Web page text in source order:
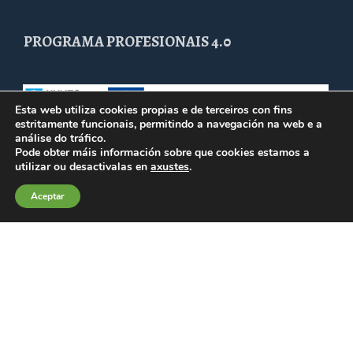
PROGRAMA PROFESIONAIS 4.0
Esta web utiliza cookies propias e de terceiros con fins
estritamente funcionais, permitindo a navegación na web e a
análise do tráfico.
Pode obter máis información sobre que cookies estamos a
utilizar ou desactivalas en axustes.
Aceptar